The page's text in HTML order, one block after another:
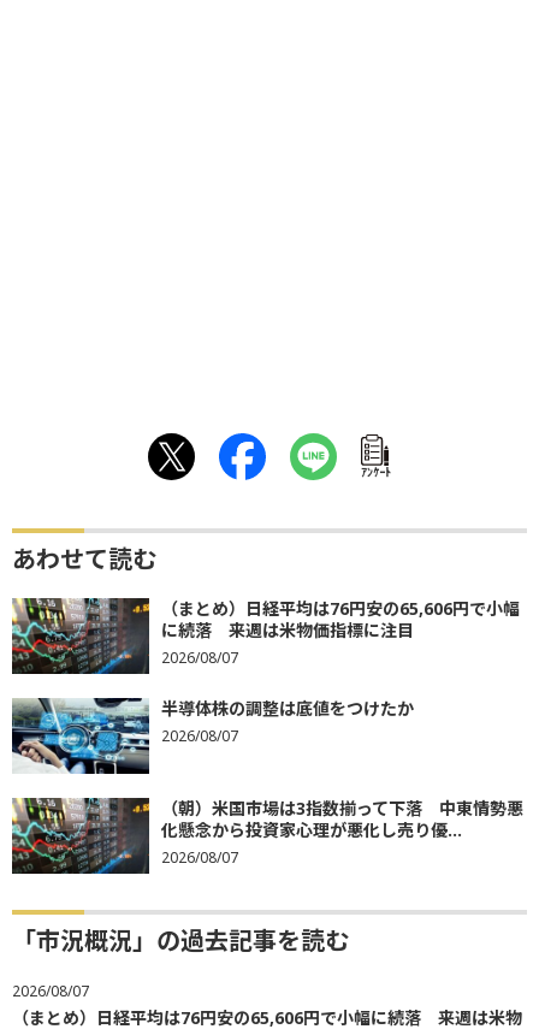
ｱﾝｹｰﾄ
あわせて読む
（まとめ）日経平均は76円安の65,606円で小幅
に続落 来週は米物価指標に注目
2026/08/07
半導体株の調整は底値をつけたか
2026/08/07
（朝）米国市場は3指数揃って下落 中東情勢悪
化懸念から投資家心理が悪化し売り優...
2026/08/07
「市況概況」の過去記事を読む
2026/08/07
（まとめ）日経平均は76円安の65,606円で小幅に続落 来週は米物